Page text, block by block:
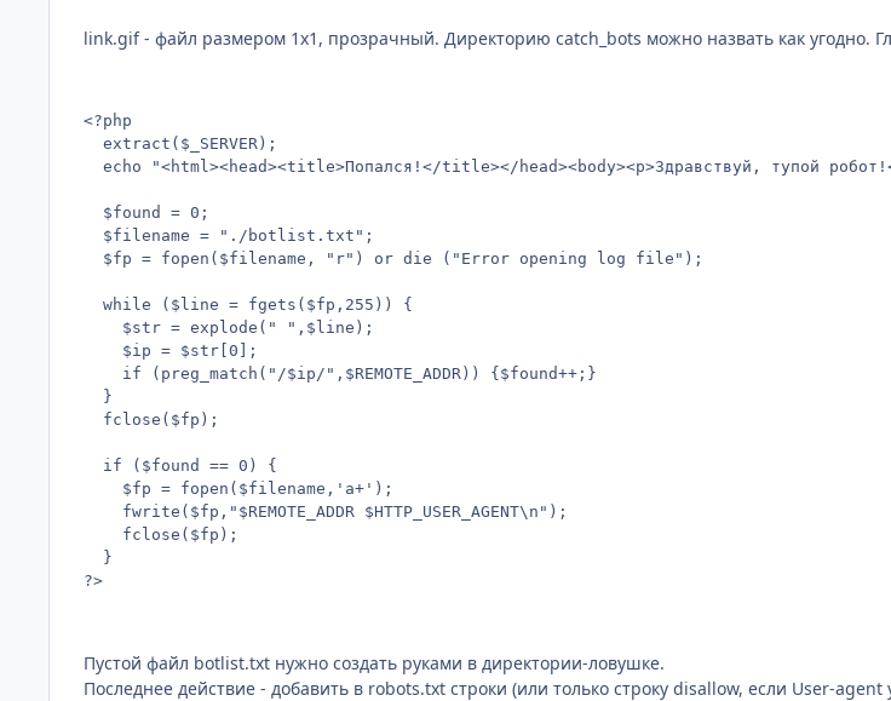
link.gif - файл размером 1х1, прозрачный. Директорию catch_bots можно назвать как угодно.
<?php
  extract($_SERVER);
echo "<html><head><title>Попался!</title></head><body><p>Здравствуй, тупой
  $found = 0;
  $filename = "./botlist.txt";
  $fp = fopen($filename, "r") or die ("Error opening log file");
  while ($line = fgets($fp,255)) {
  }
  fclose($fp);
  if ($found == 0) {
  }
?>
Пустой файл botlist.txt нужно создать руками в директории-ловушке.
Последнее действие - добавить в robots.txt строки (или только строку disallow, если User-agent